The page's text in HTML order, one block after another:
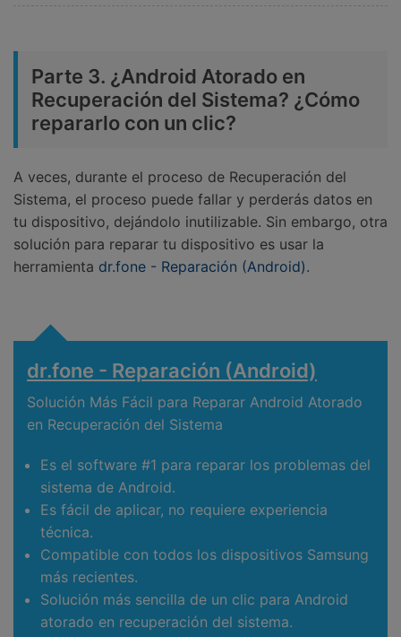
Parte 3. ¿Android Atorado en
Recuperación del Sistema? ¿Cómo
repararlo con un clic?
A veces, durante el proceso de Recuperación del
Sistema, el proceso puede fallar y perderás datos en
tu dispositivo, dejándolo inutilizable. Sin embargo, otra
solución para reparar tu dispositivo es usar la
herramienta dr.fone - Reparación (Android).
dr.fone - Reparación (Android)
Solución Más Fácil para Reparar Android Atorado
en Recuperación del Sistema
Es el software #1 para reparar los problemas del
sistema de Android.
Es fácil de aplicar, no requiere experiencia
técnica.
Compatible con todos los dispositivos Samsung
más recientes.
Solución más sencilla de un clic para Android
atorado en recuperación del sistema.